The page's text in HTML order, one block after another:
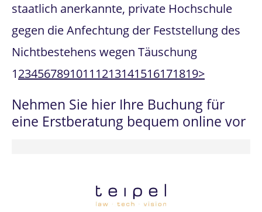
staatlich anerkannte, private Hochschule
gegen die Anfechtung der Feststellung des
Nichtbestehens wegen Täuschung
1234567891011 1213141516171819>
Nehmen Sie hier Ihre Buchung für
eine Erstberatung bequem online vor